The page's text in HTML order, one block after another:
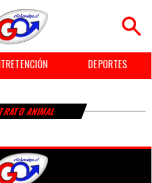
DEPORTES
ANIMAL